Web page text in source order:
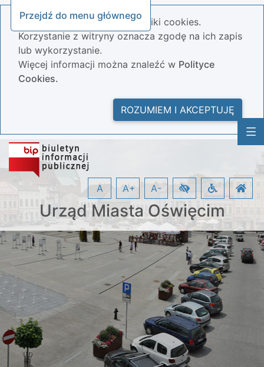
Przejdź do menu głównego
Nasza strona wykorzystuje pliki cookies.
Korzystanie z witryny oznacza zgodę na ich zapis
lub wykorzystanie.
Więcej informacji można znaleźć w Polityce
Cookies.
ROZUMIEM I AKCEPTUJĘ
Urząd Miasta Oświęcim
A A+ A-